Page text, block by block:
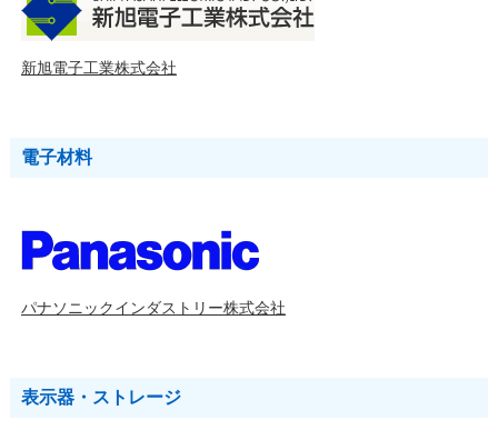
新旭電子工業株式会社
電子材料
パナソニックインダストリー株式会社
表示器・ストレージ